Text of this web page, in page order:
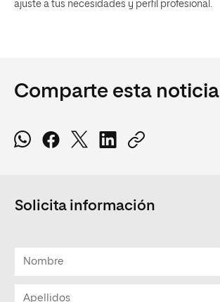
ajuste a tus necesidades y perfil profesional.
Comparte esta noticia
Solicita información